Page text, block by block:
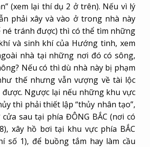
(xem lại thí dụ 2 ở trên). Nếu vì lý
phải xây và vào ở trong nhà này
tránh được) thì có thể tìm những
và sinh khí của Hướng tinh, xem
nhà tại những nơi đó có sông,
Nếu có thì dù nhà này bị phạm
thế nhưng vẫn vượng về tài lộc
được. Ngược lại nếu những khu vực
thì phải thiết lập “thủy nhân tạo”,
sau tại phía ĐÔNG BẮC (nơi có
xây hồ bơi tại khu vực phía BẮC
số 1), để buồng tắm hay làm cầu